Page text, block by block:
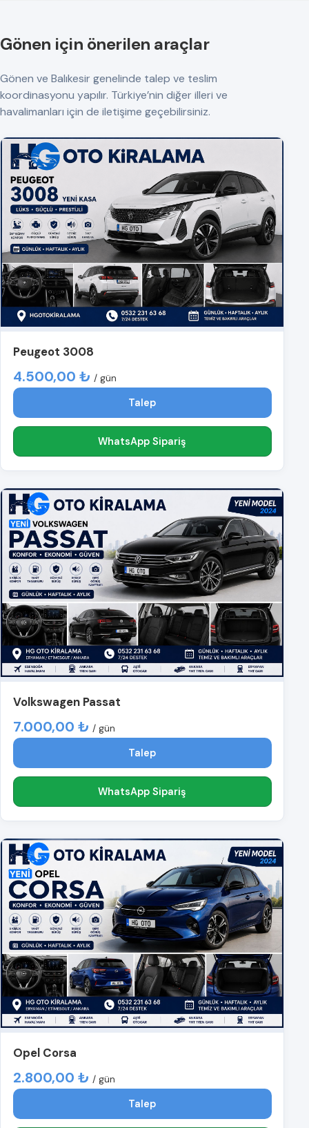
Gönen için önerilen araçlar
Gönen ve Balıkesir genelinde talep ve teslim
koordinasyonu yapılır. Türkiye’nin diğer illeri ve
havalimanları için de iletişime geçebilirsiniz.
Peugeot 3008
4.500,00 ₺ / gün
Talep
WhatsApp Sipariş
Volkswagen Passat
7.000,00 ₺ / gün
Talep
WhatsApp Sipariş
Opel Corsa
2.800,00 ₺ / gün
Talep